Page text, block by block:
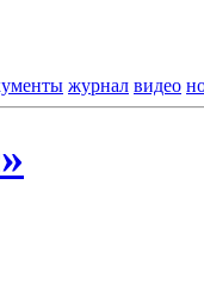
журнал видео